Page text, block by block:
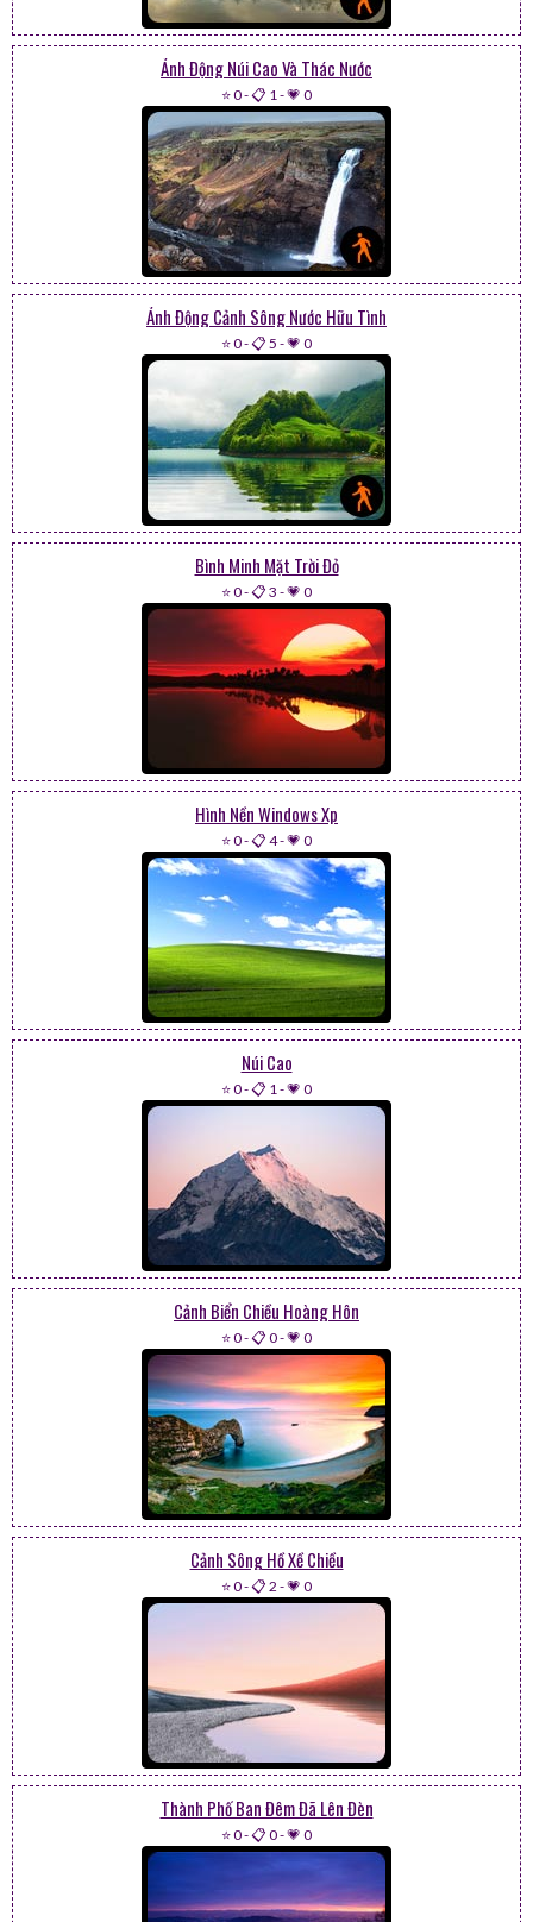
Ảnh Động Núi Cao Và Thác Nước
⭐ 0-📋 1 -💗 0
Ảnh Động Cảnh Sông Nước Hữu Tình
⭐ 0-📋 5 -💗 0
Bình Minh Mặt Trời Đỏ
⭐ 0-📋 3 -💗 0
Hình Nền Windows Xp
⭐ 0-📋 4-💗 0
Núi Cao
⭐ 0-📋 1 -💗 0
Cảnh Biển Chiều Hoàng Hôn
⭐ 0-📋 0-💗 0
Cảnh Sông Hồ Xề Chiều
⭐ 0-📋 2 -💗 0
Thành Phố Ban Đêm Đã Lên Đèn
⭐ 0-📋 0-💗 0